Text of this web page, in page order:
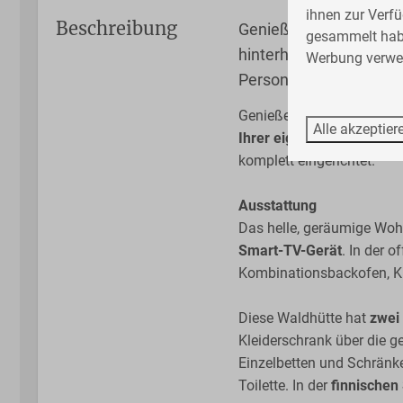
Wellness
Finnische Sauna
Beschreibung
Genießen Sie einen
hinterher in Ihrer
Personen ist komplett
Genießen Sie einen
Ihrer eigenen finnischen
komplett eingerichtet.
Ausstattung
Das helle, geräumige
Smart-TV-Gerät. In der
Kombinationsbackofen,
Diese Waldhütte hatzwei
Kleiderschrank über die
Einzelbetten und
Toilette. In derfinnischen
ihnen zur
gesammelt
Werbung
Alle